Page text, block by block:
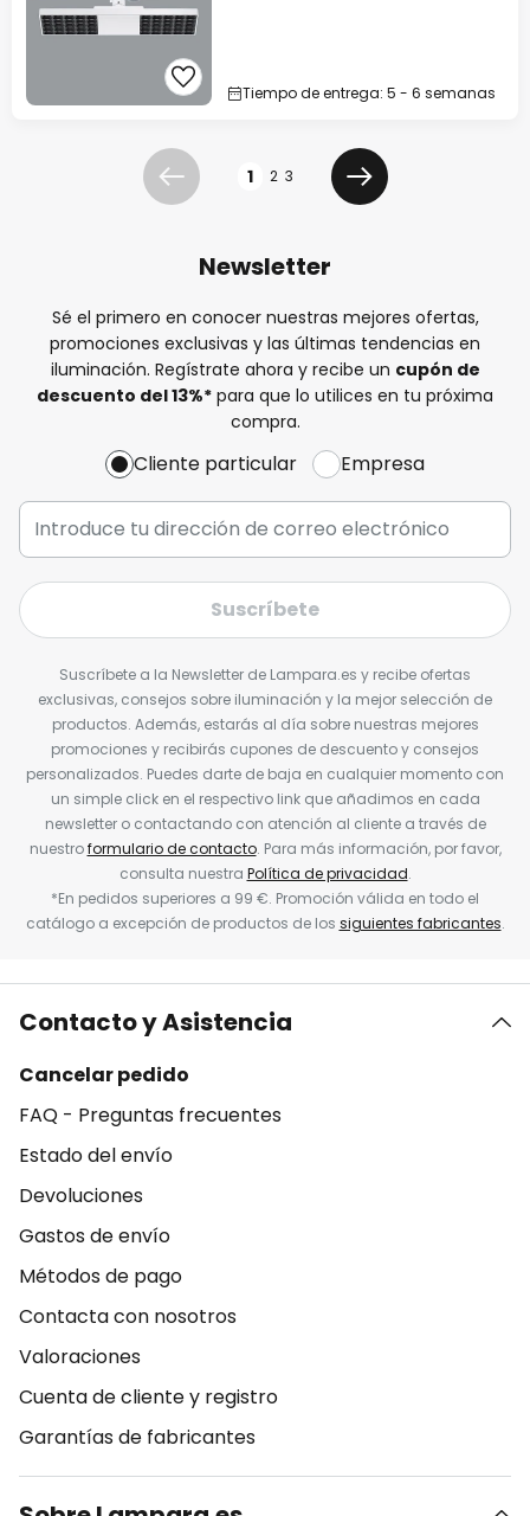
Tiempo de entrega: 5 - 6 semanas
Anterior 1 2 3
Siguiente
Newsletter
Sé el primero en conocer nuestras mejores ofertas,
promociones exclusivas y las últimas tendencias en
iluminación. Regístrate ahora y recibe un cupón de
descuento del13%* para que lo utilices en tu próxima
compra.
Cliente particular Empresa
Suscríbete
Suscríbete a la Newsletter de Lampara.es y recibe ofertas
exclusivas, consejos sobre iluminación y la mejor selección de
productos. Además, estarás al día sobre nuestras mejores
promociones y recibirás cupones de descuento y consejos
personalizados. Puedes darte de baja en cualquier momento con
un simple click en el respectivo link que añadimos en cada
newsletter o contactando con atención al cliente a través de
nuestroformulario de contacto. Para más información, por favor,
consulta nuestra Política de privacidad.
*En pedidos superiores a 99 €. Promoción válida en todo el
catálogo a excepción de productos de los siguientes fabricantes.
Contacto y Asistencia
Cancelar pedido
FAQ - Preguntas frecuentes
Estado del envío
Devoluciones
Gastos de envío
Métodos de pago
Contacta con nosotros
Valoraciones
Cuenta de cliente y registro
Garantías de fabricantes